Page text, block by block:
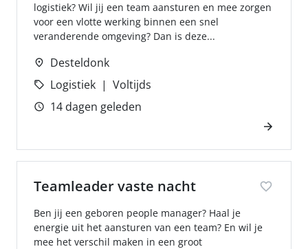
logistiek? Wil jij een team aansturen en mee zorgen
voor een vlotte werking binnen een snel
veranderende omgeving? Dan is deze...
Desteldonk
Logistiek
Voltijds
14 dagen geleden
Teamleader vaste nacht
Ben jij een geboren people manager? Haal je
energie uit het aansturen van een team? En wil je
mee het verschil maken in een groot